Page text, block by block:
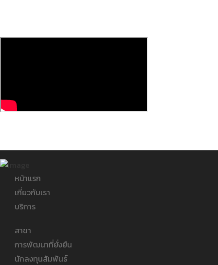
หน้าแรก
เกี่ยวกับเรา
บริการ
สาขา
การพัฒนาที่ยั่งยืน
นักลงทุนสัมพันธ์